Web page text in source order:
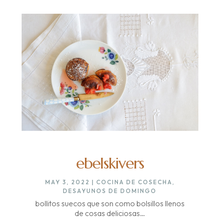
ebelskivers
MAY 3, 2022 | COCINA DE COSECHA ,
DESAYUNOS DE DOMINGO
bollitos suecos que son como bolsillos llenos
de cosas deliciosas…